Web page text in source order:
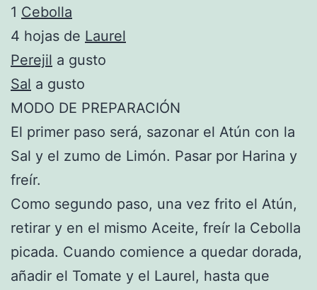
1 Cebolla
4 hojas de Laurel
Perejil a gusto
Sal a gusto
MODO DE PREPARACIÓN
El primer paso será, sazonar el Atún con la
Sal y el zumo de Limón. Pasar por Harina y
freír.
Como segundo paso, una vez frito el Atún,
retirar y en el mismo Aceite, freír la Cebolla
picada. Cuando comience a quedar dorada,
añadir el Tomate y el Laurel, hasta que